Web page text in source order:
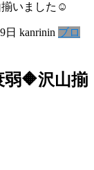
揃いました☺️
日 kanrinin ブロ
🔶沢山揃